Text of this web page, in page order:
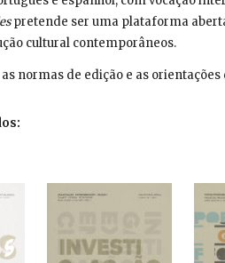
pretende ser uma plataforma
cultural contemporâneos.
normas de edição e as